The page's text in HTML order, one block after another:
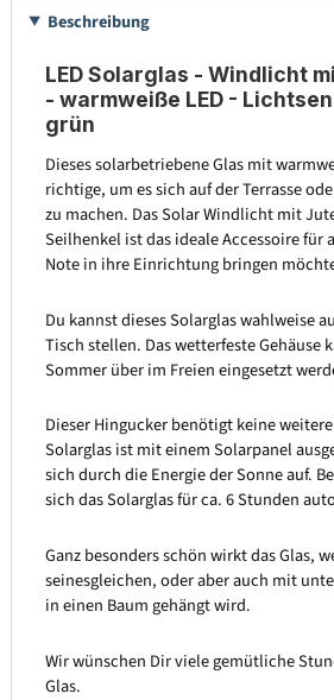
Beschreibung
LED Solarglas - Windlicht
- warmweiße LED -
grün
Dieses solarbetriebene Glas mit
richtige, um es sich auf der Terrasse
zu machen. Das Solar Windlicht mit
Seilhenkel ist das ideale Accessoire für
Note in ihre Einrichtung bringen
Du kannst dieses Solarglas wahlweise
Tisch stellen. Das wetterfeste Gehäuse
Sommer über im Freien eingesetzt
Dieser Hingucker benötigt keine
Solarglas ist mit einem Solarpanel
sich durch die Energie der Sonne auf.
sich das Solarglas für ca. 6 Stunden
Ganz besonders schön wirkt das Glas,
seinesgleichen, oder aber auch mit
in einen Baum gehängt wird.
Wir wünschen Dir viele gemütliche
Glas.